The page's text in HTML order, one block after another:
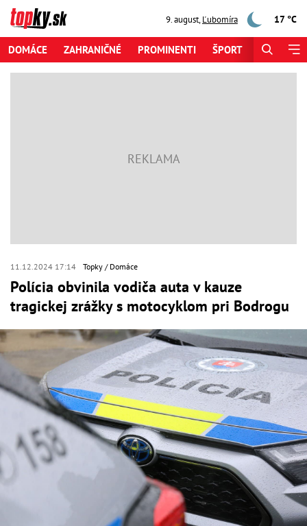
9. august,Ľubomíra 17 °C
DOMÁCE ZAHRANIČNÉ PROMINENTI ŠPORT
11.12.2024 17:14 Topky Domáce
Polícia obvinila vodiča auta v kauze
tragickej zrážky s motocyklom pri Bodrogu